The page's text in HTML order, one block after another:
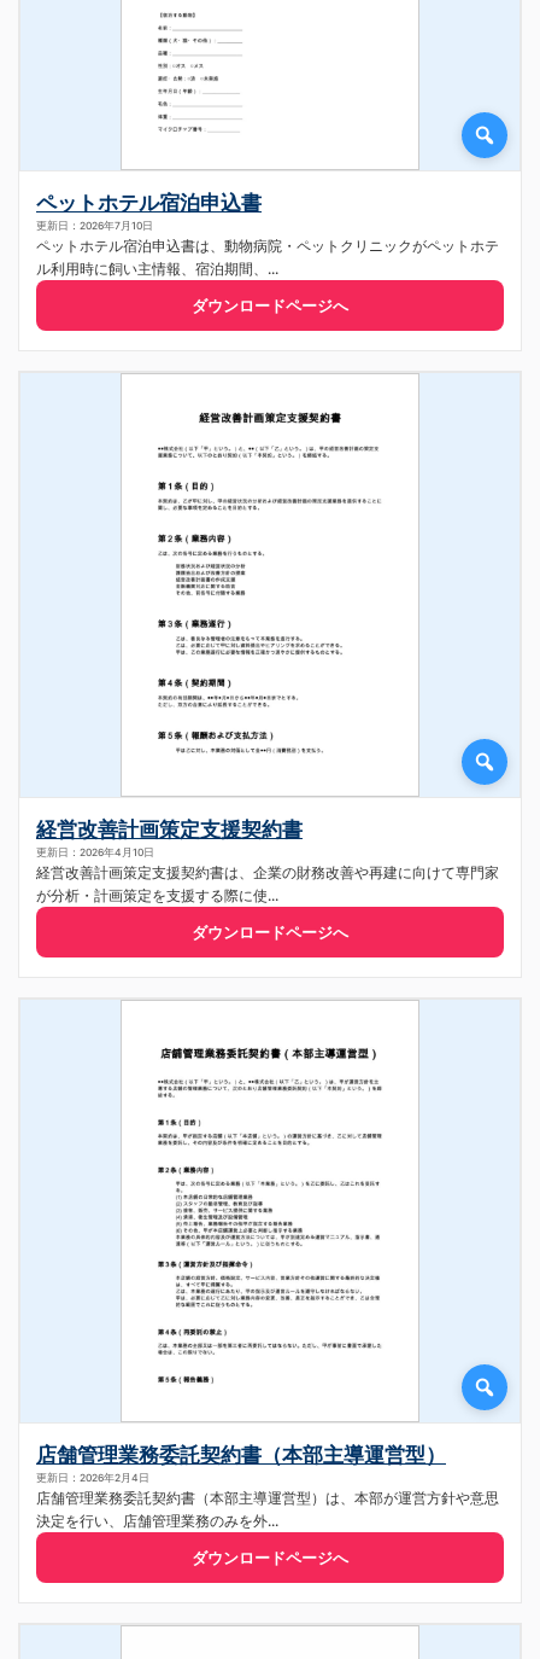
ペットホテル宿泊申込書
更新日：2026年7月10日
ペットホテル宿泊申込書は、動物病院・ペットクリニックがペットホテ
ル利用時に飼い主情報、宿泊期間、...
ダウンロードページへ
経営改善計画策定支援契約書
更新日：2026年4月10日
経営改善計画策定支援契約書は、企業の財務改善や再建に向けて専門家
が分析・計画策定を支援する際に使...
ダウンロードページへ
店舗管理業務委託契約書（本部主導運営型）
更新日：2026年2月4日
店舗管理業務委託契約書（本部主導運営型）は、本部が運営方針や意思
決定を行い、店舗管理業務のみを外...
ダウンロードページへ